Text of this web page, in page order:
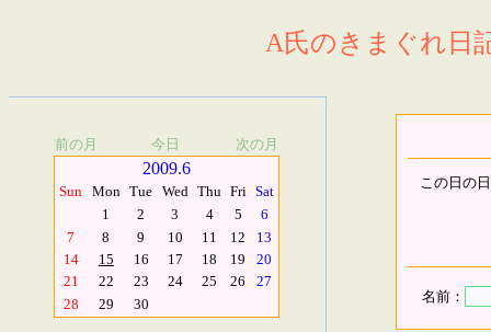
A氏のきまぐれ日
前の月 今日 次の月
2009.6
Sun Mon Tue Wed Thu Fri Sat
1
2 3 4 5
6
7
8 9 10 11 12
13
14
15 16 17 18 19
20
21
22 23 24 25 26
27
28
29 30
この日の
名前：